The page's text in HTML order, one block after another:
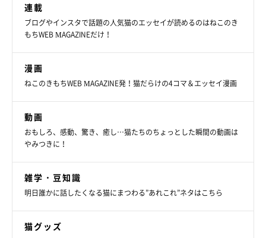
連載
ブログやインスタで話題の人気猫のエッセイが読めるのはねこのき
もちWEB MAGAZINEだけ！
漫画
ねこのきもちWEB MAGAZINE発！猫だらけの4コマ＆エッセイ漫画
動画
おもしろ、感動、驚き、癒し…猫たちのちょっとした瞬間の動画は
やみつきに！
雑学・豆知識
明日誰かに話したくなる猫にまつわる”あれこれ”ネタはこちら
猫グッズ